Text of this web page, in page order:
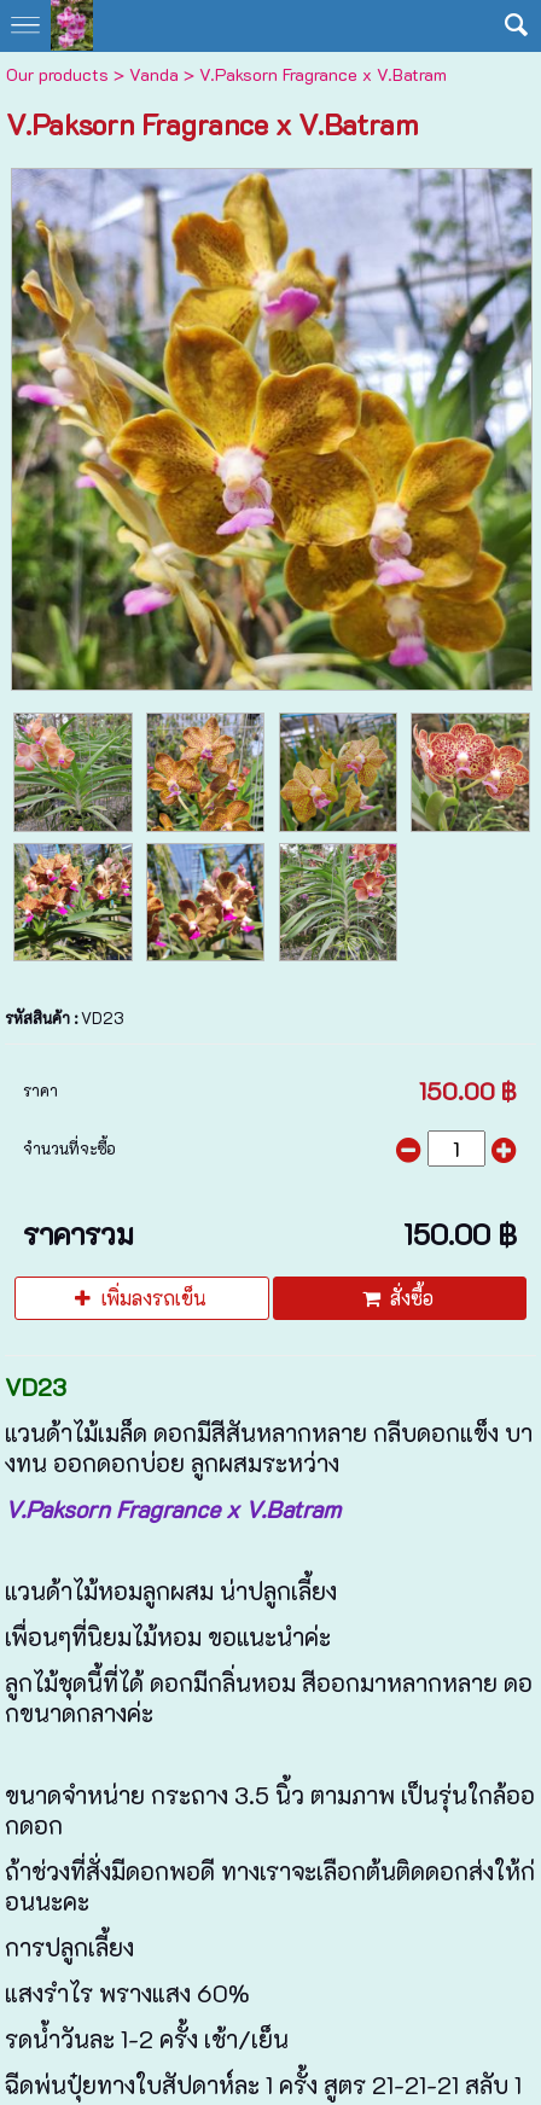
Our products > Vanda > V.Paksorn Fragrance x V.Batram
V.Paksorn Fragrance x V.Batram
รหัสสินค้า :VD23
ราคา 150.00 ฿
จำนวนที่จะซื้อ
ราคารวม 150.00 ฿
เพิ่มลงรถเข็น สั่งซื้อ
VD23
แวนด้าไม้เมล็ด ดอกมีสีสันหลากหลาย กลีบดอกแข็ง บา
งทน ออกดอกบ่อย ลูกผสมระหว่าง
V.Paksorn Fragrance x V.Batram
แวนด้าไม้หอมลูกผสม น่าปลูกเลี้ยง
เพื่อนๆที่นิยมไม้หอม ขอแนะนำค่ะ
ลูกไม้ชุดนี้ที่ได้ ดอกมีกลิ่นหอม สีออกมาหลากหลาย ดอ
กขนาดกลางค่ะ
ขนาดจำหน่าย กระถาง 3.5 นิ้ว ตามภาพ เป็นรุ่นใกล้ออ
กดอก
ถ้าช่วงที่สั่งมีดอกพอดี ทางเราจะเลือกต้นติดดอกส่งให้ก่
อนนะคะ
การปลูกเลี้ยง
แสงรำไร พรางแสง 60%
รดน้ำวันละ 1-2 ครั้ง เช้า/เย็น
ฉีดพ่นปุ๋ยทางใบสัปดาห์ละ 1 ครั้ง สูตร 21-21-21 สลับ 1